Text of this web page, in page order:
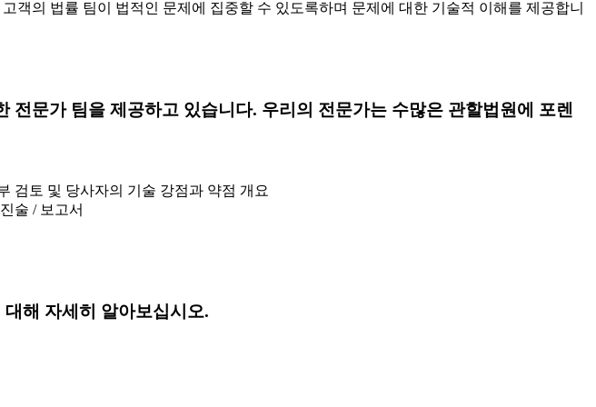
객의 법률 팀이 법적인 문제에 집중할 수 있도록하며 문제에 대한 기술적 이해를 제공합니
문가 팀을 제공하고 있습니다. 우리의 전문가는 수많은 관할법원에 포렌
검토 및 당사자의 기술 강점과 약점 개요
술 / 보고서
해 자세히 알아보십시오.